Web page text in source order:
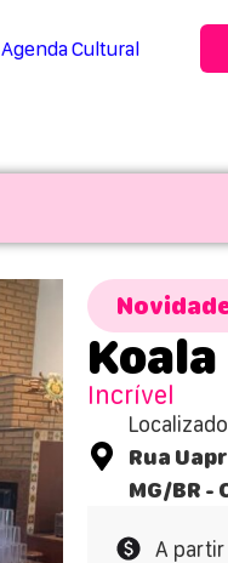
Agenda Cultural
Incrível
Rua
MG/BR -
A partir